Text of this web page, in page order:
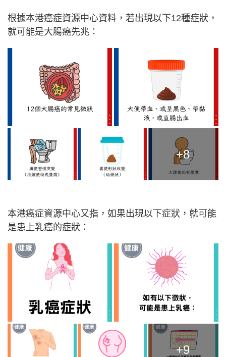
根據本港癌症資源中心資料，若出現以下12種症狀，
就可能是大腸癌先兆：
+8
本港癌症資源中心又指，如果出現以下症狀，就可能
是患上乳癌的症狀：
+9